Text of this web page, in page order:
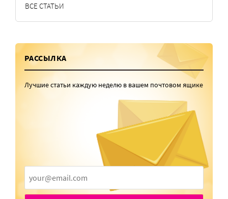
ВСЕ СТАТЬИ
РАССЫЛКА
Лучшие статьи каждую неделю в вашем почтовом ящике